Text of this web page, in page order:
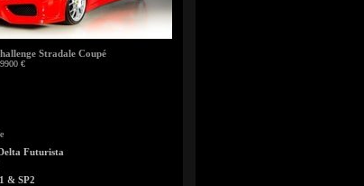
Stradale Coupé
€
Futurista
& SP2